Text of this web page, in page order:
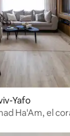
Yafo
Ha'Am, el